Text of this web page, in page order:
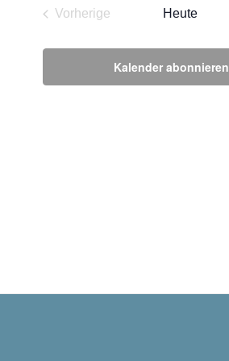
Vorherige
Heute
Kalender abonnieren